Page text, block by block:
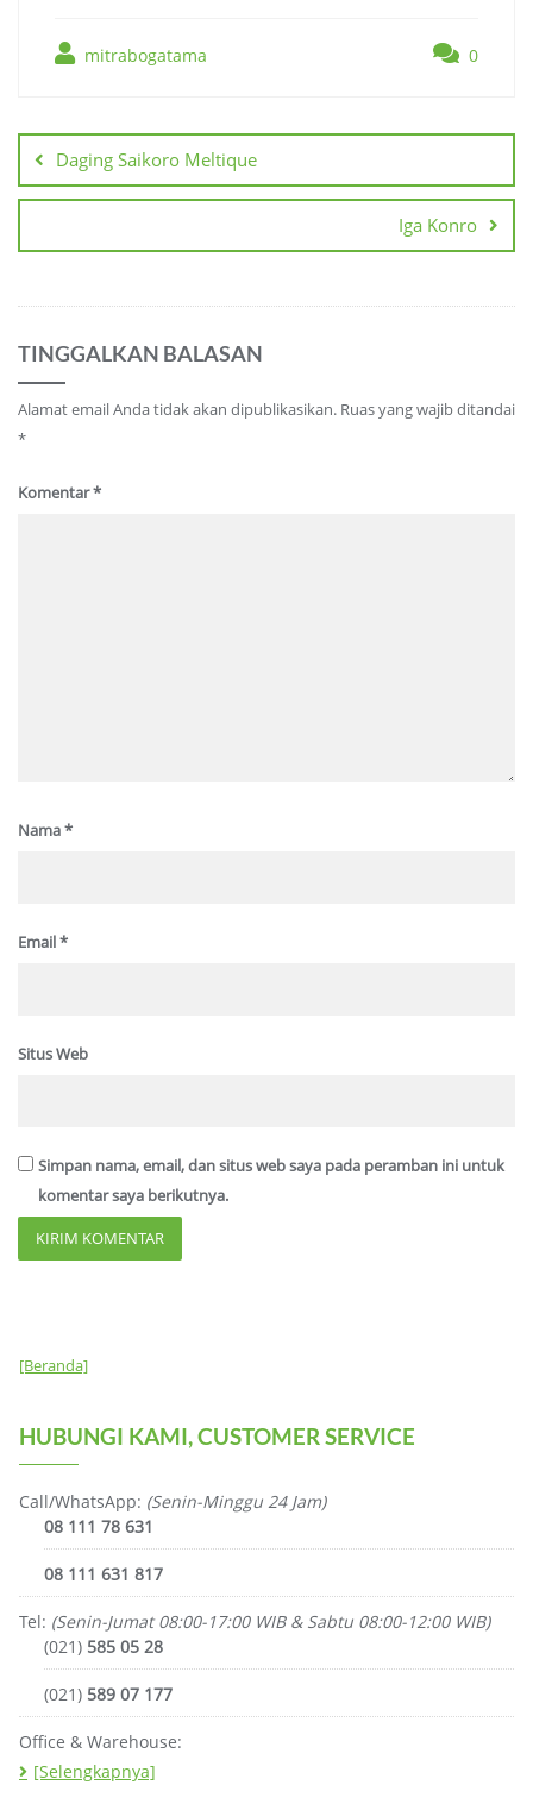
mitrabogatama 0
posDaging Saikoro Meltique
Iga Konro
TINGGALKAN BALASAN
Alamat email Anda tidak akan dipublikasikan. Ruas yang wajib ditandai
*
Komentar*
Nama*
Email*
Situs Web
Simpan nama, email, dan situs web saya pada peramban ini untuk
komentar saya berikutnya.
[Beranda]
HUBUNGI KAMI, CUSTOMER SERVICE
Call/WhatsApp: (Senin-Minggu 24 Jam)
08 111 78 631
08 111 631 817
Tel: (Senin-Jumat 08:00-17:00 WIB & Sabtu 08:00-12:00 WIB)
(021) 585 05 28
(021) 589 07 177
Office & Warehouse:
[Selengkapnya]